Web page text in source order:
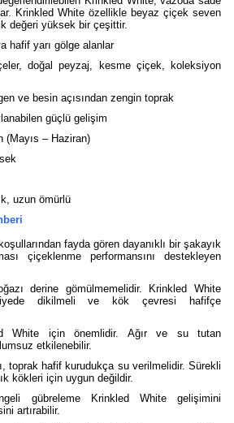
Krinkled White özellikle beyaz çiçek seven
değeri yüksek bir çeşittir.
hafif yarı gölge alanlar
doğal peyzaj, kesme çiçek, koleksiyon
ve besin açısından zengin toprak
güçlü gelişim
(Mayıs – Haziran)
uzun ömürlü
fayda gören dayanıklı bir şakayık
çiçeklenme performansını destekleyen
derine gömülmemelidir. Krinkled White
dikilmeli ve kök çevresi hafifçe
White için önemlidir. Ağır ve su tutan
etkilenebilir.
toprak hafif kurudukça su verilmelidir. Sürekli
kökleri için uygun değildir.
gübreleme Krinkled White gelişimini
artırabilir.